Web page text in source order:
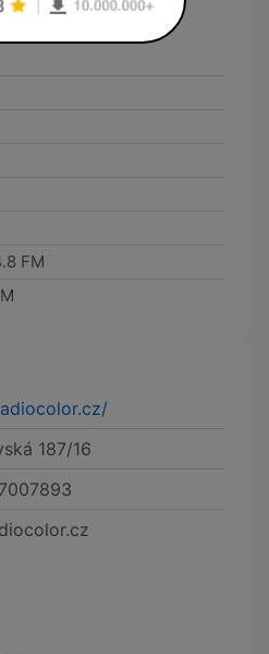
Music Radio:
FM
187/16